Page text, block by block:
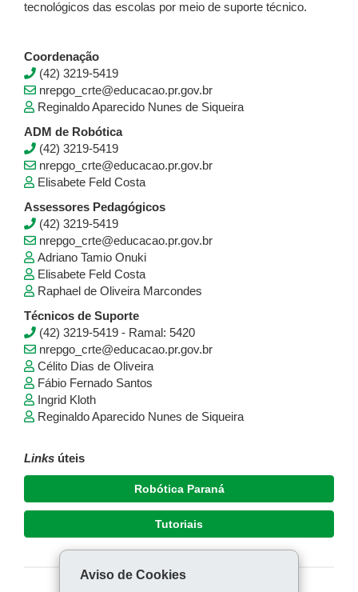
tecnológicos das escolas por meio de suporte técnico.
Coordenação
(42) 3219-5419
nrepgo_crte@educacao.pr.gov.br
Reginaldo Aparecido Nunes de Siqueira
ADM de Robótica
(42) 3219-5419
nrepgo_crte@educacao.pr.gov.br
Elisabete Feld Costa
Assessores Pedagógicos
(42) 3219-5419
nrepgo_crte@educacao.pr.gov.br
Adriano Tamio Onuki
Elisabete Feld Costa
Raphael de Oliveira Marcondes
Técnicos de Suporte
(42) 3219-5419 - Ramal: 5420
nrepgo_crte@educacao.pr.gov.br
Célito Dias de Oliveira
Fábio Fernado Santos
Ingrid Kloth
Reginaldo Aparecido Nunes de Siqueira
Links úteis
Robótica Paraná
Tutoriais
Aviso de Cookies